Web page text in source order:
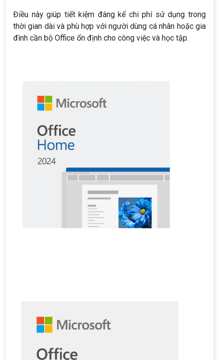
Điều này giúp tiết kiệm đáng kể chi phí sử dụng trong
thời gian dài và phù hợp với người dùng cá nhân hoặc gia
đình cần bộ Office ổn định cho công việc và học tập.